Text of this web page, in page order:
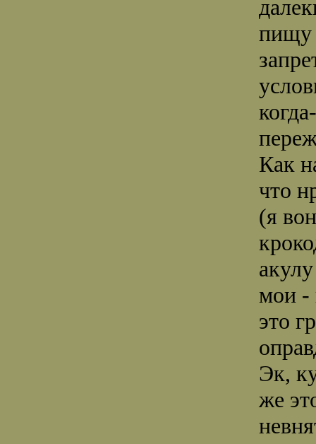
пищу
Как
что
(я
мои -
это
Эк,
же